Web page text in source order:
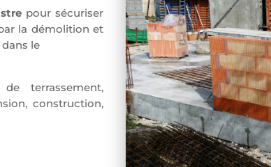
pour sécuriser
la démolition et
dans le
terrassement,
construction,